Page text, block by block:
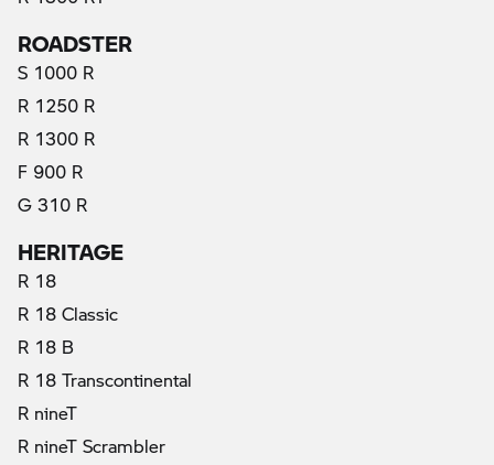
ROADSTER
S 1000 R
R 1250 R
R 1300 R
F 900 R
G 310 R
HERITAGE
R 18
R 18 Classic
R 18 B
R 18 Transcontinental
R nineT
R nineT Scrambler